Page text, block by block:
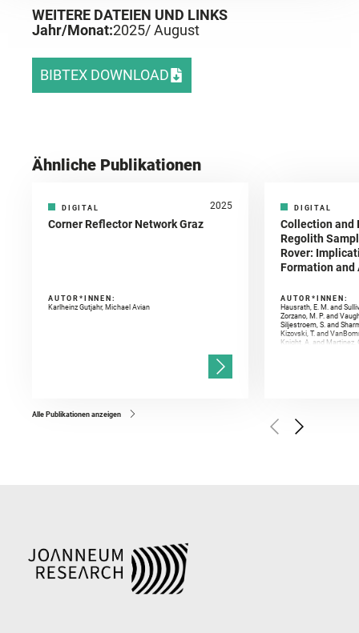
WEITERE DATEIEN UND LINKS
Jahr/Monat:2025/ August
BIBTEX DOWNLOAD
Ähnliche Publikationen
DIGITAL 2025
Corner Reflector Network Graz
AUTOR*INNEN:
Karlheinz Gutjahr, Michael Avian
DIGITAL
Collection and
Regolith
Rover:
Formation
AUTOR*INNEN:
Hausrath, E. M. and
Zorzano, M. P. and
Siljestroem, S. and
Kizovski, T. and
Knight, A. and Martinez,
Golombek, M. and
Herkenhoff, K. and
Alle Publikationen anzeigen